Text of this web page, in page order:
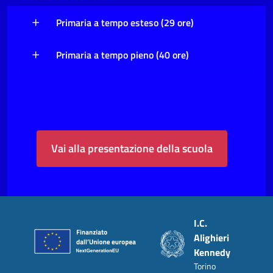
Primaria a tempo esteso (29 ore)
Primaria a tempo pieno (40 ore)
Vai alla presentazione della scuola
I.C.
Alighieri
Kennedy
Torino